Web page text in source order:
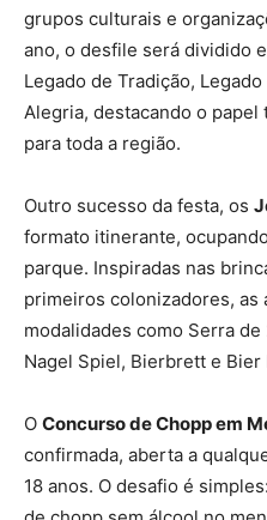
grupos culturais e
ano, o desfile será dividido
Legado de Tradição,
Alegria, destacando o
para toda a região.
Outro sucesso da festa, os
formato itinerante,
parque. Inspiradas nas
primeiros colonizadores, as
modalidades como Serra
Nagel Spiel, Bierbrett e Bier
O Concurso de Chopp em
confirmada, aberta a
18 anos. O desafio é